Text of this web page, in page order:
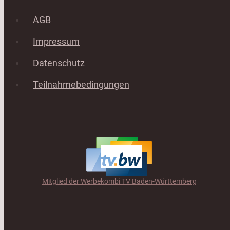
AGB
Impressum
Datenschutz
Teilnahmebedingungen
Mitglied der Werbekombi TV Baden-Württemberg